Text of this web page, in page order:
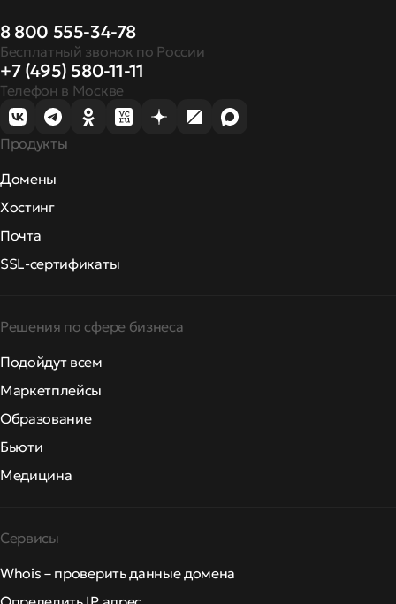
8 800 555-34-78
Бесплатный звонок по России
+7 (495) 580-11-11
Телефон в Москве
Продукты
Домены
Хостинг
Почта
SSL-сертификаты
Решения по сфере бизнеса
Подойдут всем
Маркетплейсы
Образование
Бьюти
Медицина
Сервисы
Whois – проверить данные домена